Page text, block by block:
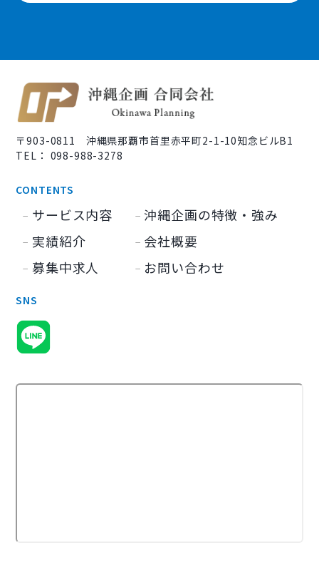
〒903-0811 沖縄県那覇市首里赤平町2-1-10知念ビルB1
TEL： 098-988-3278
CONTENTS
サービス内容
沖縄企画の特徴・強み
実績紹介
会社概要
募集中求人
お問い合わせ
SNS